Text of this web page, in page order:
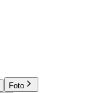
Foto